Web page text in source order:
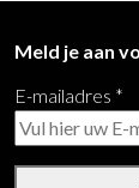
Meld je aan
E-mailadres *